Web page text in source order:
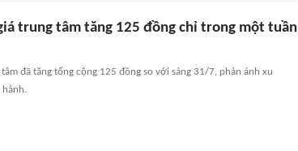
trung tâm tăng 125 đồng chỉ trong một tuần
đã tăng tổng cộng 125 đồng so với sáng 31/7, phản ánh xu
hành.